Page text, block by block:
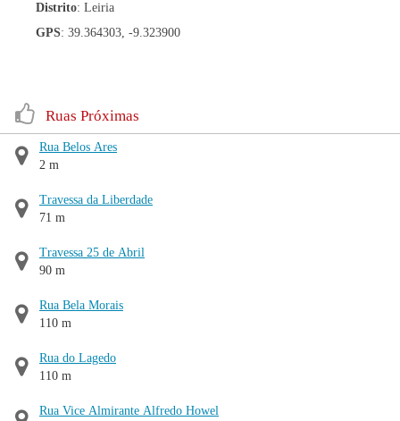
Distrito: Leiria
GPS: 39.364303, -9.323900
Ruas Próximas
Rua Belos Ares
2 m
Travessa da Liberdade
71 m
Travessa 25 de Abril
90 m
Rua Bela Morais
110 m
Rua do Lagedo
110 m
Rua Vice Almirante Alfredo Howel